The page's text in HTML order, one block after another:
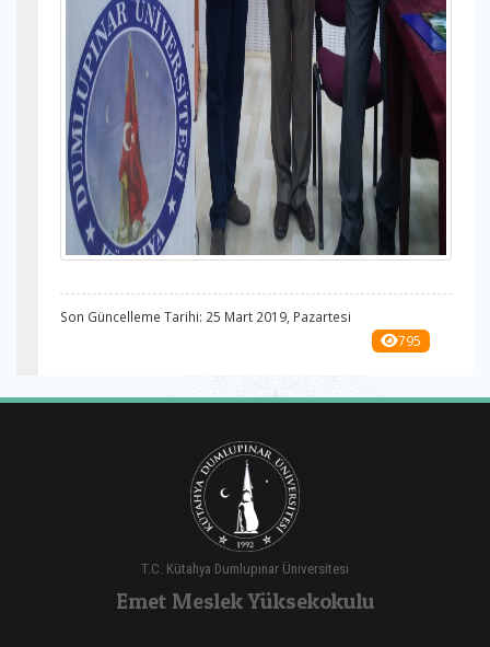
Son Güncelleme Tarihi: 25 Mart 2019, Pazartesi
795
T.C. Kütahya Dumlupınar Üniversitesi
Emet Meslek Yüksekokulu